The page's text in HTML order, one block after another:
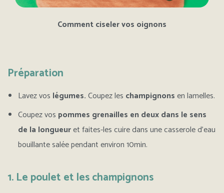
Comment ciseler vos oignons
Préparation
Lavez vos légumes.Coupez les champignonsen lamelles.
Coupez vos pommes grenailles en deux dans le sens
de la longueuret faites-les cuire dans une casserole d’eau
bouillante salée pendant environ 10min.
1. Le poulet et les champignons